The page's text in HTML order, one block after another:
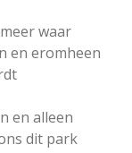
waar
en eromheen
en alleen
dit park